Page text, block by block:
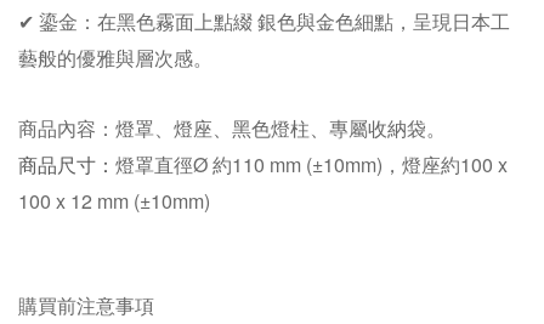
✔ 鎏金：在黑色霧面上點綴 銀色與金色細點，呈現日本工
藝般的優雅與層次感。
商品內容：燈罩、燈座、黑色燈柱、專屬收納袋。
商品尺寸： 燈罩直徑Ø 約110 mm (±10mm) ， 燈座約100 x
100 x 12 mm (±10mm)
購買前注意事項